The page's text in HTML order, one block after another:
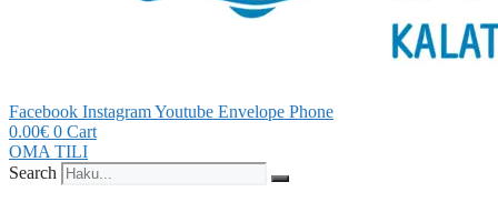
Facebook InstagramYoutube Envelope Phone
0.00€ 0 Cart
OMA TILI
Search